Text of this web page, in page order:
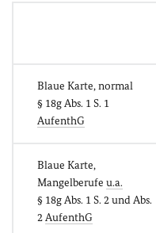
Blaue Karte, normal
§ 18g Abs. 1 S. 1
AufenthG
Blaue Karte,
Mangelberufe u.a.
§ 18g Abs. 1 S. 2 und Abs.
2AufenthG